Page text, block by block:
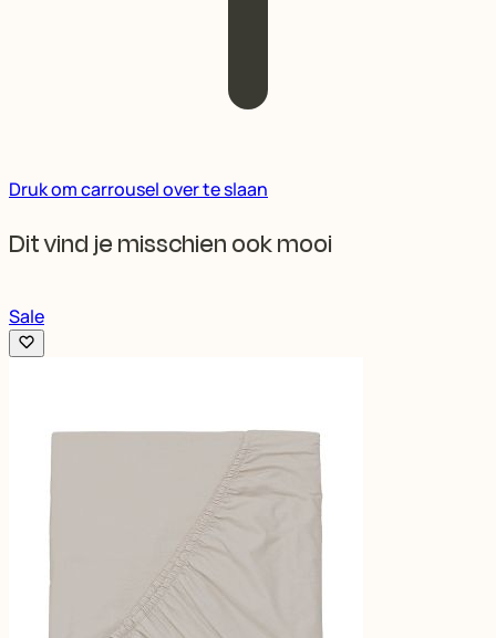
Druk om carrousel over te slaan
Dit vind je misschien ook mooi
Sale